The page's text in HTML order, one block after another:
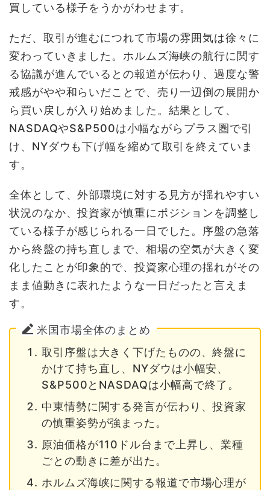
買している様子をうかがわせます。
ただ、取引が進むにつれて市場の雰囲気は徐々に
変わっていきました。ホルムズ海峡の航行に関す
る協議が進んでいるとの報道が伝わり、過度な警
戒感がやや和らいだことで、売り一辺倒の展開か
ら買い戻しが入り始めました。結果として、
NASDAQやS&P500は小幅ながらプラス圏で引
け、NYダウも下げ幅を縮めて取引を終えていま
す。
全体として、外部環境に対する見方が揺れやすい
状況のなか、投資家が慎重にポジションを調整し
ている様子が感じられる一日でした。序盤の急落
から終盤の持ち直しまで、相場の空気が大きく変
化したことが印象的で、投資家心理の揺れがその
まま値動きに表れたような一日だったと言えま
す。
米国市場全体のまとめ
取引序盤は大きく下げたものの、終盤に
かけて持ち直し、NYダウは小幅安、
S&P500とNASDAQは小幅高で終了。
中東情勢に関する発言が伝わり、投資家
の慎重姿勢が強まった。
原油価格が110ドル台まで上昇し、業種
ごとの動きに差が出た。
ホルムズ海峡に関する報道で市場心理が